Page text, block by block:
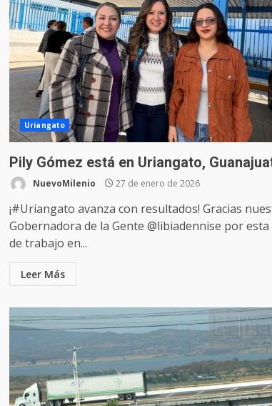
Uriangato
Pily Gómez está en Uriangato,
NuevoMilenio 27 de enero de 2026
¡#Uriangato avanza con resultados! Gracias
Gobernadora de la Gente @libiadennise por
de trabajo en...
Leer Más